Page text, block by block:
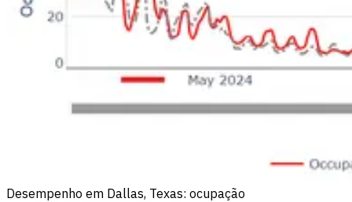
Desempenho em Dallas, Texas: ocupação